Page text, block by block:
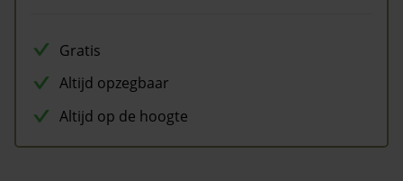
Gratis
Altijd opzegbaar
Altijd op de hoogte